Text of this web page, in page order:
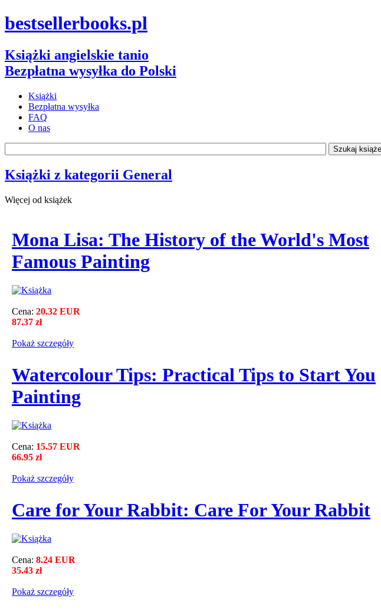
bestsellerbooks.pl
Książki angielskie tanio
Bezpłatna wysyłka do Polski
Książki
Bezpłatna wysyłka
FAQ
O nas
Książki z kategorii General
Więcej od książek
Mona Lisa: The History of the World's Most
Famous Painting
Cena: 20.32 EUR
87.37 zł
Pokaż szczegόły
Watercolour Tips: Practical Tips to Start You
Painting
Cena: 15.57 EUR
66.95 zł
Pokaż szczegόły
Care for Your Rabbit: Care For Your Rabbit
Cena: 8.24 EUR
35.43 zł
Pokaż szczegόły